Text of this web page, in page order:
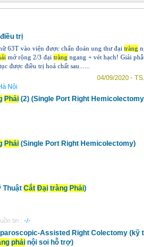
trị
63T vào viện được chẩn đoán ung thư đại tràng
mở rộng 2/3 đại tràng ngang + vét hạch! Giải
được điều trị hoá chất sau......
04/09/2020 -
Nội
Phải(2) (Single Port Right
Phải(Single Port Right Hemicolectomy)
Thuật Cắt Đại tràng Phải)
tin : -/-
Assisted Right Colectomy (kỹ
phảinội soi hỗ trợ)